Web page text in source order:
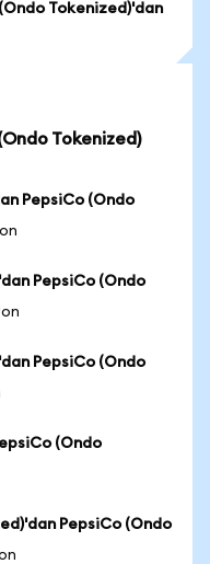
Tokenized)'dan
Tokenized)
PepsiCo (Ondo
PepsiCo (Ondo
PepsiCo (Ondo
(Ondo
PepsiCo (Ondo